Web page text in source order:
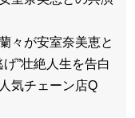
々が安室奈美恵と
”壮絶人生を告白
気チェーン店Q